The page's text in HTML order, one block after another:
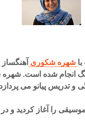
شهره شکوری
انجام شده است.
و تدریس پیانو می
را آغاز کردید و